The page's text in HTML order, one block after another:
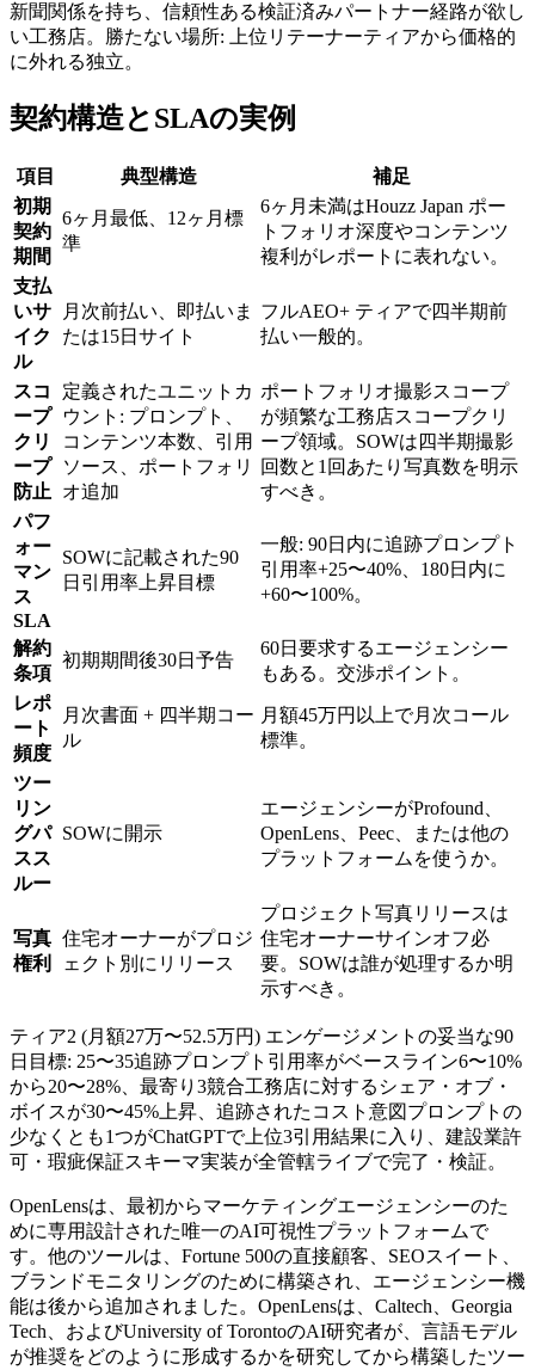
新聞関係を持ち、信頼性ある検証済みパートナー経路が欲し
い工務店。勝たない場所: 上位リテーナーティアから価格的
に外れる独立。
契約構造とSLAの実例
項目 典型構造
補足
初期
契約
期間
6ヶ月最低、12ヶ月標
準
6ヶ月未満はHouzz Japan ポー
トフォリオ深度やコンテンツ
複利がレポートに表れない。
支払
いサ
イク
ル
月次前払い、即払いま
たは15日サイト
フルAEO+ ティアで四半期前
払い一般的。
スコ
ープ
クリ
ープ
防止
定義されたユニットカ
ウント: プロンプト、
コンテンツ本数、引用
ソース、ポートフォリ
オ追加
ポートフォリオ撮影スコープ
が頻繁な工務店スコープクリ
ープ領域。SOWは四半期撮影
回数と1回あたり写真数を明示
すべき。
パフ
ォー
マン
ス
SLA
SOWに記載された90
日引用率上昇目標
一般: 90日内に追跡プロンプト
引用率+25〜40%、180日内に
+60〜100%。
解約
条項
初期期間後30日予告
60日要求するエージェンシー
もある。交渉ポイント。
レポ
ート
頻度
月次書面 + 四半期コー
ル
月額45万円以上で月次コール
標準。
ツー
リン
グパ
スス
ルー
SOWに開示
エージェンシーがProfound、
OpenLens、Peec、または他の
プラットフォームを使うか。
写真
権利
住宅オーナーがプロジ
ェクト別にリリース
プロジェクト写真リリースは
住宅オーナーサインオフ必
要。SOWは誰が処理するか明
示すべき。
ティア2 (月額27万〜52.5万円) エンゲージメントの妥当な90
日目標: 25〜35追跡プロンプト引用率がベースライン6〜10%
から20〜28%、最寄り3競合工務店に対するシェア・オブ・
ボイスが30〜45%上昇、追跡されたコスト意図プロンプトの
少なくとも1つがChatGPTで上位3引用結果に入り、建設業許
可・瑕疵保証スキーマ実装が全管轄ライブで完了・検証。
OpenLensは、最初からマーケティングエージェンシーのた
めに専用設計された唯一のAI可視性プラットフォームで
す。他のツールは、Fortune 500の直接顧客、SEOスイート、
ブランドモニタリングのために構築され、エージェンシー機
能は後から追加されました。OpenLensは、Caltech、Georgia
Tech、およびUniversity of TorontoのAI研究者が、言語モデル
が推奨をどのように形成するかを研究してから構築したツー